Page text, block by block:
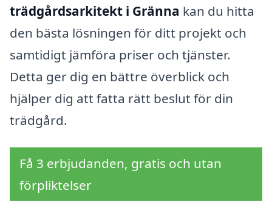
trädgårdsarkitekt i Gränna kan du hitta
den bästa lösningen för ditt projekt och
samtidigt jämföra priser och tjänster.
Detta ger dig en bättre överblick och
hjälper dig att fatta rätt beslut för din
trädgård.
Få 3 erbjudanden, gratis och utan
förpliktelser